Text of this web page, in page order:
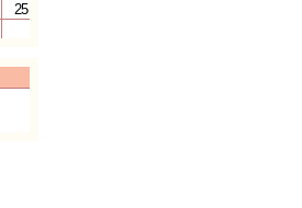
25